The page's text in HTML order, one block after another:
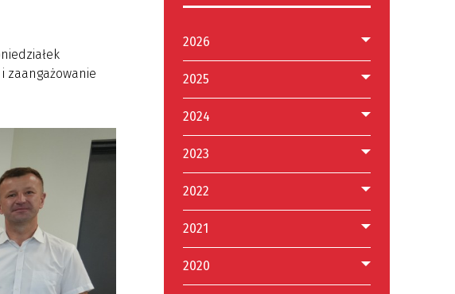
zaangażowanie
2026
2025
2024
2023
2022
2021
2020